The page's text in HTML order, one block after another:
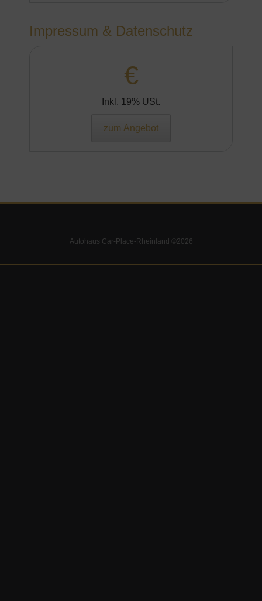
Impressum & Datenschutz
€
Inkl. 19% USt.
zum Angebot
Autohaus Car-Place-Rheinland ©2026